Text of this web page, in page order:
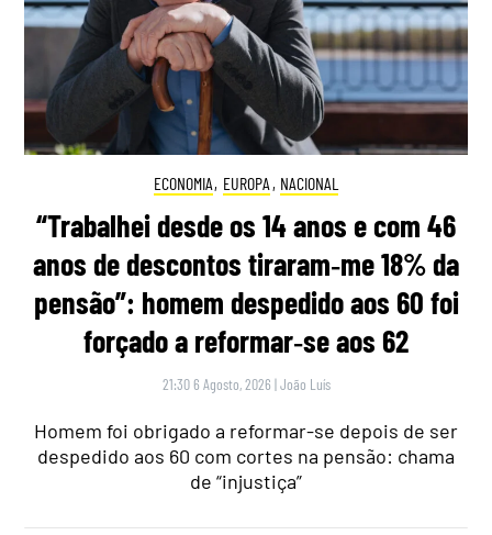
ECONOMIA, EUROPA , NACIONAL
“Trabalhei desde os 14 anos e com 46
anos de descontos tiraram‑me 18% da
pensão”: homem despedido aos 60 foi
forçado a reformar‑se aos 62
21:30 6 Agosto, 2026 |João Luís
Homem foi obrigado a reformar-se depois de ser
despedido aos 60 com cortes na pensão: chama
de “injustiça”